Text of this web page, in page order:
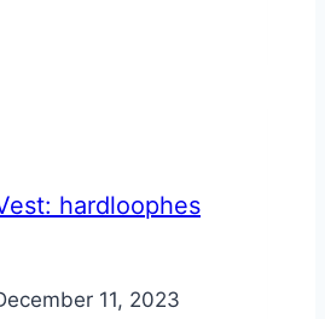
hardloophes
11, 2023